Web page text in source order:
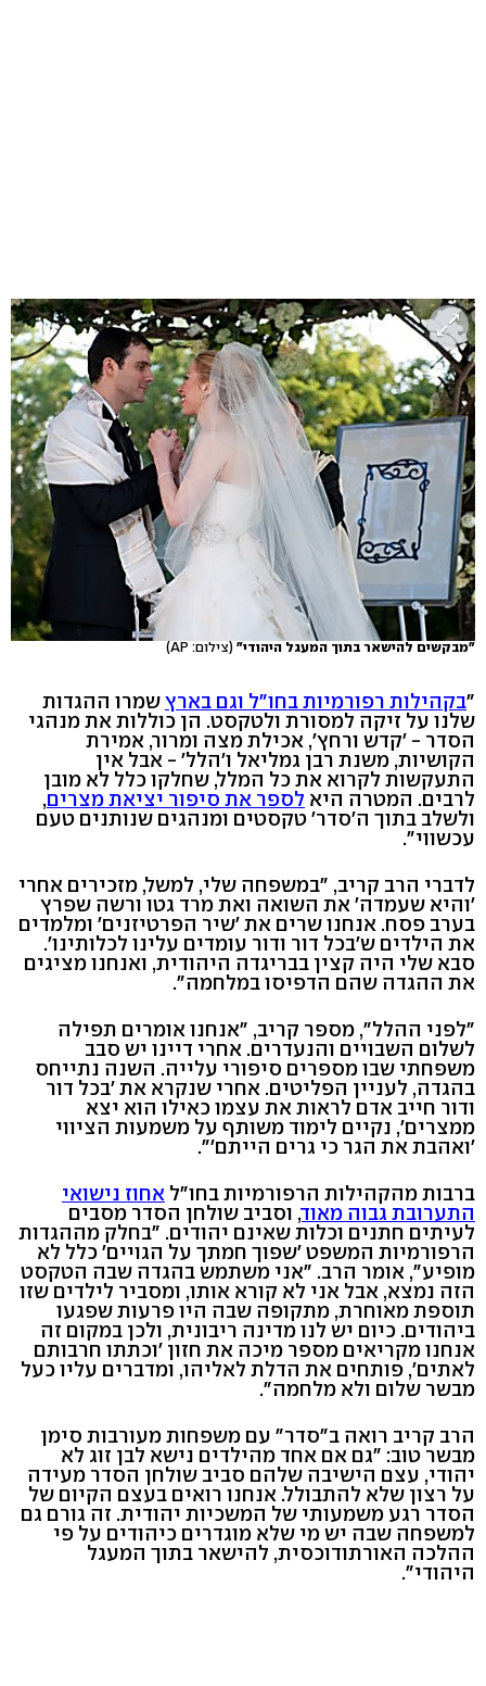
"מבקשים להישאר בתוך המעגל היהודי" (צילום: AP)
"בקהילות רפורמיות בחו"ל וגם בארץשמרו ההגדות
שלנו על זיקה למסורת ולטקסט. הן כוללות את מנהגי
הסדר - 'קדש ורחץ', אכילת מצה ומרור, אמירת
הקושיות, משנת רבן גמליאל ו'הלל' - אבל אין
התעקשות לקרוא את כל המלל, שחלקו כלל לא מובן
לרבים. המטרה היא לספר את סיפור יציאת מצרים,
ולשלב בתוך ה'סדר' טקסטים ומנהגים שנותנים טעם
עכשווי".
לדברי הרב קריב, "במשפחה שלי, למשל, מזכירים אחרי
'והיא שעמדה' את השואה ואת מרד גטו ורשה שפרץ
בערב פסח. אנחנו שרים את 'שיר הפרטיזנים' ומלמדים
את הילדים ש'בכל דור ודור עומדים עלינו לכלותינו'.
סבא שלי היה קצין בבריגדה היהודית, ואנחנו מציגים
את ההגדה שהם הדפיסו במלחמה".
"לפני ההלל", מספר קריב, "אנחנו אומרים תפילה
לשלום השבויים והנעדרים. אחרי דיינו יש סבב
משפחתי שבו מספרים סיפורי עלייה. השנה נתייחס
בהגדה, לעניין הפליטים. אחרי שנקרא את 'בכל דור
ודור חייב אדם לראות את עצמו כאילו הוא יצא
ממצרים', נקיים לימוד משותף על משמעות הציווי
'ואהבת את הגר כי גרים הייתם'".
ברבות מהקהילות הרפורמיות בחו"ל אחוז נישואי
התערובת גבוה מאוד, וסביב שולחן הסדר מסבים
לעיתים חתנים וכלות שאינם יהודים. "בחלק מההגדות
הרפורמיות המשפט 'שפוך חמתך על הגויים' כלל לא
מופיע", אומר הרב. "אני משתמש בהגדה שבה הטקסט
הזה נמצא, אבל אני לא קורא אותו, ומסביר לילדים שזו
תוספת מאוחרת, מתקופה שבה היו פרעות שפגעו
ביהודים. כיום יש לנו מדינה ריבונית, ולכן במקום זה
אנחנו מקריאים מספר מיכה את חזון 'וכתתו חרבותם
לאתים', פותחים את הדלת לאליהו, ומדברים עליו כעל
מבשר שלום ולא מלחמה".
הרב קריב רואה ב"סדר" עם משפחות מעורבות סימן
מבשר טוב: "גם אם אחד מהילדים נישא לבן זוג לא
יהודי, עצם הישיבה שלהם סביב שולחן הסדר מעידה
על רצון שלא להתבולל. אנחנו רואים בעצם הקיום של
הסדר רגע משמעותי של המשכיות יהודית. זה גורם גם
למשפחה שבה יש מי שלא מוגדרים כיהודים על פי
ההלכה האורתודוכסית, להישאר בתוך המעגל
היהודי".